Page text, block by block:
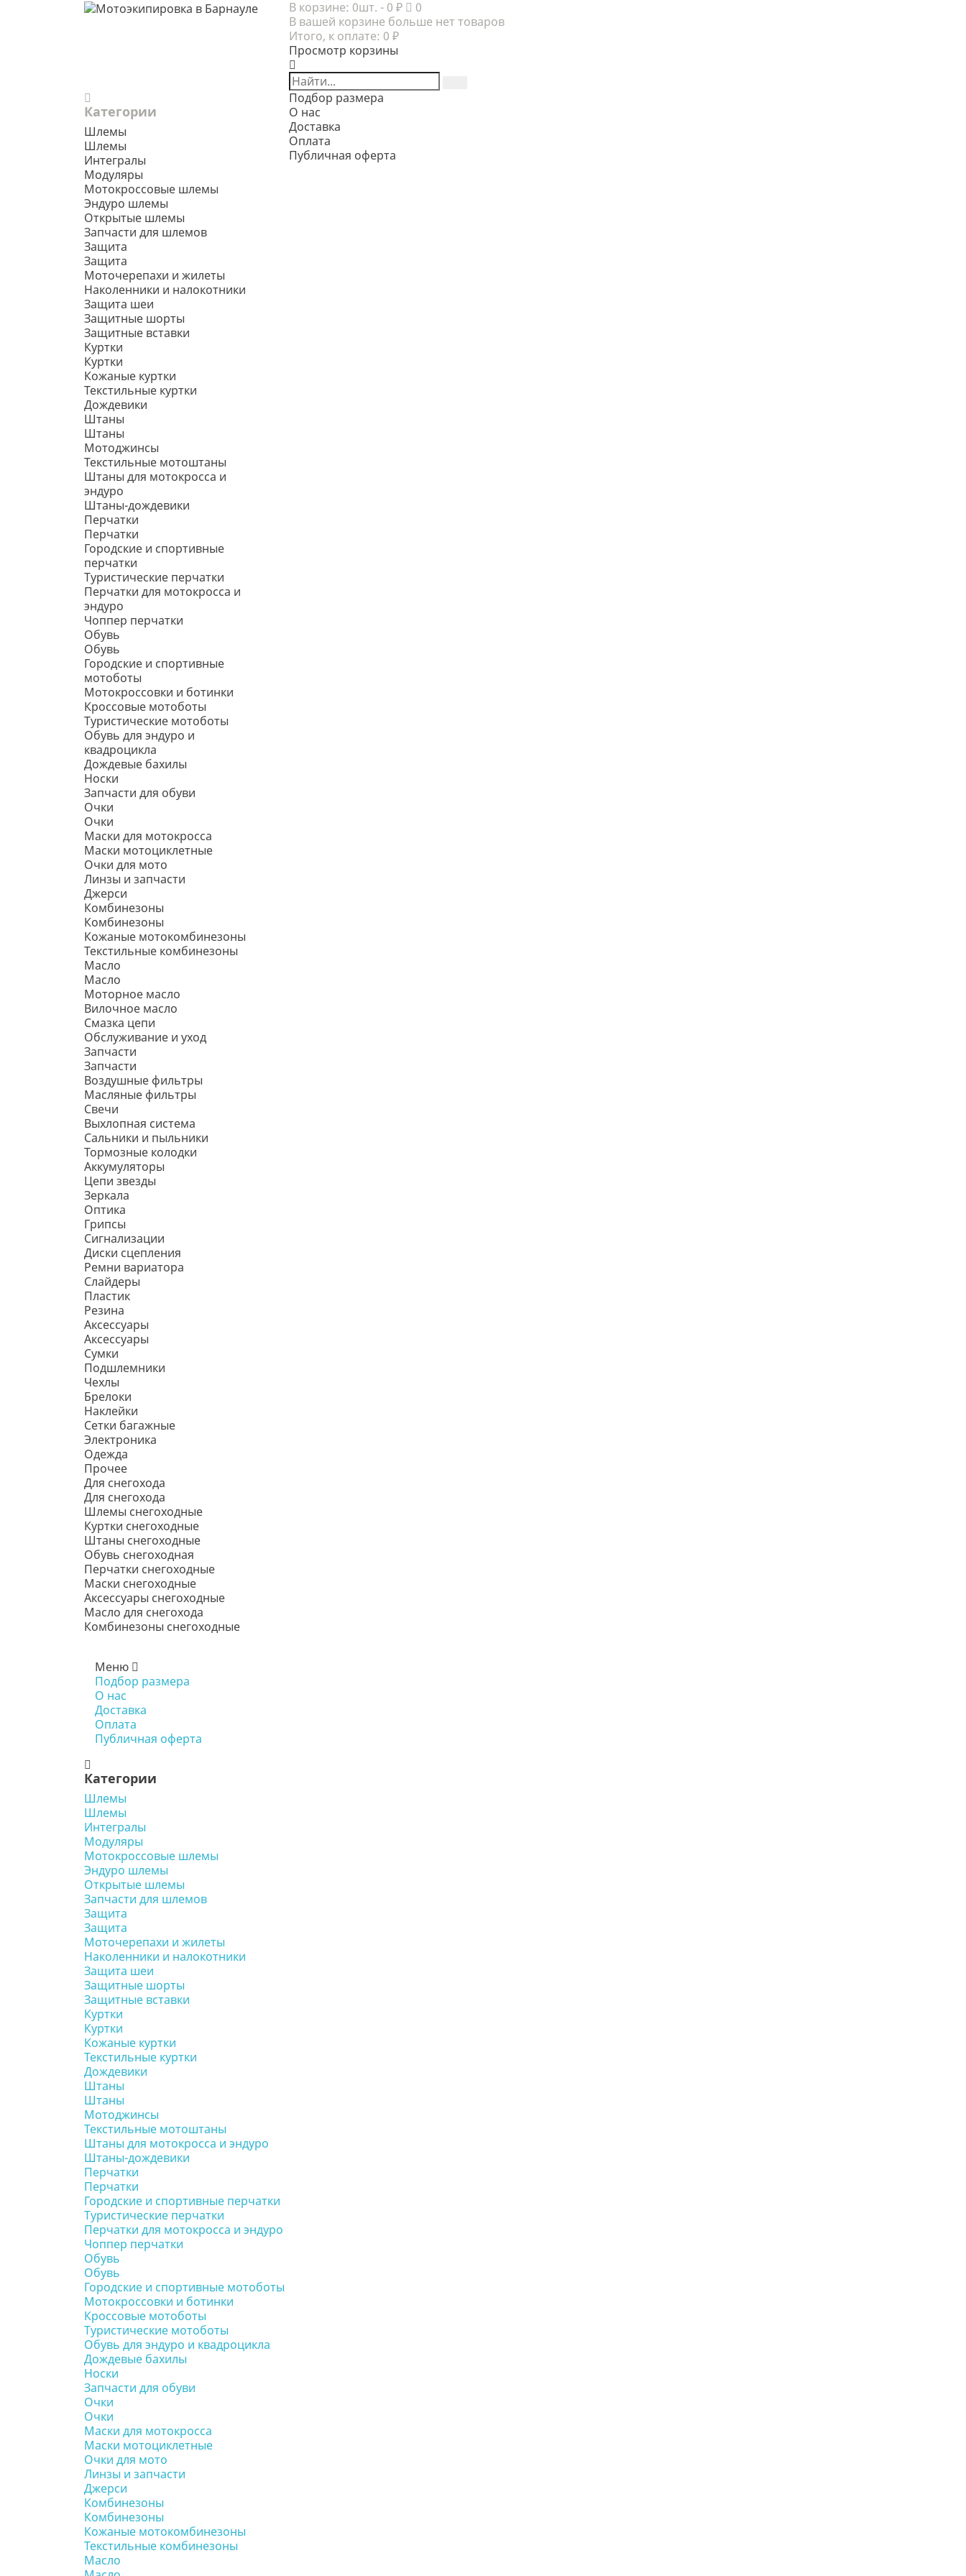
В корзине: 0шт. - 0 ₽
0
В вашей корзине больше нет товаров
Итого, к оплате: 0 ₽
Просмотр корзины
Категории
Шлемы
Шлемы
Интегралы
Модуляры
Мотокроссовые шлемы
Эндуро шлемы
Открытые шлемы
Запчасти для шлемов
Защита
Защита
Моточерепахи и жилеты
Наколенники и налокотники
Защита шеи
Защитные шорты
Защитные вставки
Куртки
Куртки
Кожаные куртки
Текстильные куртки
Дождевики
Штаны
Штаны
Мотоджинсы
Текстильные мотоштаны
Штаны для мотокросса и
эндуро
Штаны-дождевики
Перчатки
Перчатки
Городские и спортивные
перчатки
Туристические перчатки
Перчатки для мотокросса и
эндуро
Чоппер перчатки
Обувь
Обувь
Городские и спортивные
мотоботы
Мотокроссовки и ботинки
Кроссовые мотоботы
Туристические мотоботы
Обувь для эндуро и
квадроцикла
Дождевые бахилы
Носки
Запчасти для обуви
Очки
Очки
Маски для мотокросса
Маски мотоциклетные
Очки для мото
Линзы и запчасти
Джерси
Комбинезоны
Комбинезоны
Кожаные мотокомбинезоны
Текстильные комбинезоны
Масло
Масло
Моторное масло
Вилочное масло
Смазка цепи
Обслуживание и уход
Запчасти
Запчасти
Воздушные фильтры
Масляные фильтры
Свечи
Выхлопная система
Сальники и пыльники
Тормозные колодки
Аккумуляторы
Цепи звезды
Зеркала
Оптика
Грипсы
Сигнализации
Диски сцепления
Ремни вариатора
Слайдеры
Пластик
Резина
Аксессуары
Аксессуары
Сумки
Подшлемники
Чехлы
Брелоки
Наклейки
Сетки багажные
Электроника
Одежда
Прочее
Для снегохода
Для снегохода
Шлемы снегоходные
Куртки снегоходные
Штаны снегоходные
Обувь снегоходная
Перчатки снегоходные
Маски снегоходные
Аксессуары снегоходные
Масло для снегохода
Комбинезоны снегоходные
Подбор размера
О нас
Доставка
Оплата
Публичная оферта
Меню
Подбор размера
О нас
Доставка
Оплата
Публичная оферта
Категории
Шлемы
Шлемы
Интегралы
Модуляры
Мотокроссовые шлемы
Эндуро шлемы
Открытые шлемы
Запчасти для шлемов
Защита
Защита
Моточерепахи и жилеты
Наколенники и налокотники
Защита шеи
Защитные шорты
Защитные вставки
Куртки
Куртки
Кожаные куртки
Текстильные куртки
Дождевики
Штаны
Штаны
Мотоджинсы
Текстильные мотоштаны
Штаны для мотокросса и эндуро
Штаны-дождевики
Перчатки
Перчатки
Городские и спортивные перчатки
Туристические перчатки
Перчатки для мотокросса и эндуро
Чоппер перчатки
Обувь
Обувь
Городские и спортивные мотоботы
Мотокроссовки и ботинки
Кроссовые мотоботы
Туристические мотоботы
Обувь для эндуро и квадроцикла
Дождевые бахилы
Носки
Запчасти для обуви
Очки
Очки
Маски для мотокросса
Маски мотоциклетные
Очки для мото
Линзы и запчасти
Джерси
Комбинезоны
Комбинезоны
Кожаные мотокомбинезоны
Текстильные комбинезоны
Масло